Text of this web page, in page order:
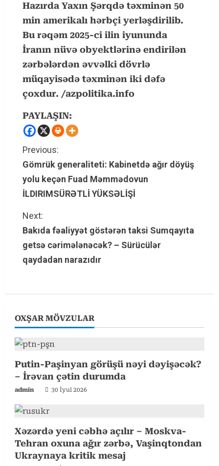
Hazırda Yaxın Şərqdə təxminən 50
min amerikalı hərbçi yerləşdirilib.
Bu rəqəm 2025-ci ilin iyununda
İranın nüvə obyektlərinə endirilən
zərbələrdən əvvəlki dövrlə
müqayisədə təxminən iki dəfə
çoxdur. /azpolitika.info
PAYLAŞIN:
C
o
n
t
i
n
R
e
a
d
n
g
Previous:
Gömrük generaliteti: Kabinetdə ağır döyüş
yolu keçən Fuad Məmmədovun
İLDIRIMSÜRƏTLİ YÜKSƏLİŞİ
Next:
Bakıda fəaliyyət göstərən taksi Sumqayıta
getsə cərimələnəcək? – Sürücülər
qaydadan narazıdır
OXŞAR MÖVZULAR
Putin-Paşinyan görüşü nəyi dəyişəcək?
– İrəvan çətin durumda
admin 30 İyul 2026
Xəzərdə yeni cəbhə açılır – Moskva-
Tehran oxuna ağır zərbə, Vaşinqtondan
Ukraynaya kritik mesaj